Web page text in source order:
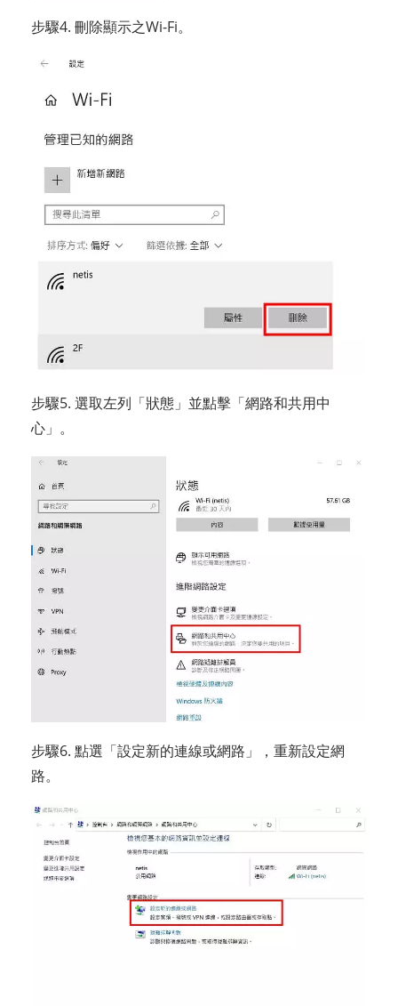
步驟4. 刪除顯示之Wi-Fi。
步驟5. 選取左列「狀態」並點擊「網路和共用中
心」。
步驟6. 點選「設定新的連線或網路」，重新設定網
路。